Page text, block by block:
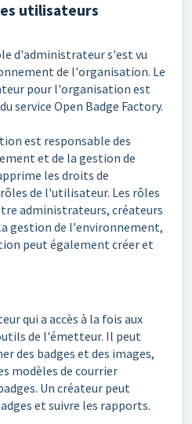
utilisateurs
d'administrateur s'est vu
de l'organisation. Le
pour l'organisation est
service Open Badge Factory.
est responsable des
et de la gestion de
les droits de
de l'utilisateur. Les rôles
administrateurs, créateurs
gestion de l'environnement,
peut également créer et
qui a accès à la fois aux
de l'émetteur. Il peut
des badges et des images,
modèles de courrier
Un créateur peut
et suivre les rapports.